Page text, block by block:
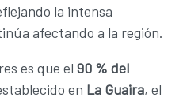
la intensa
afectando a la región.
es que el 90 % del
en La Guaira, el